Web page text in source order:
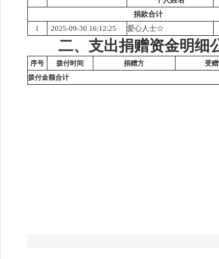
捐款合计
1
2025-09-30 16:12:25 爱心人士☆
二、支出捐赠资金明细
序号 拨付时间 捐赠方
受
拨付金额合计